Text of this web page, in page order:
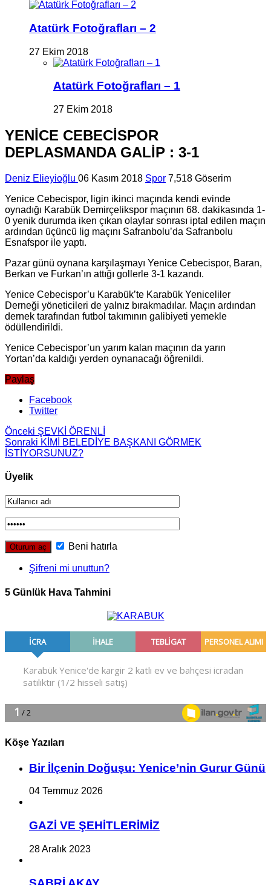
Atatürk Fotoğrafları – 2
27 Ekim 2018
Atatürk Fotoğrafları – 1
27 Ekim 2018
YENİCE CEBECİSPOR
DEPLASMANDA GALİP : 3-1
Deniz Elieyioğlu 06 Kasım 2018 Spor 7,518 Göserim
Yenice Cebecispor, ligin ikinci maçında kendi evinde
oynadığı Karabük Demirçelikspor maçının 68. dakikasında 1-
0 yenik durumda iken çıkan olaylar sonrası iptal edilen maçın
ardından üçüncü lig maçını Safranbolu’da Safranbolu
Esnafspor ile yaptı.
Pazar günü oynana karşılaşmayı Yenice Cebecispor, Baran,
Berkan ve Furkan’ın attığı gollerle 3-1 kazandı.
Yenice Cebecispor’u Karabük’te Karabük Yeniceliler
Derneği yöneticileri de yalnız bırakmadılar. Maçın ardından
dernek tarafından futbol takımının galibiyeti yemekle
ödüllendirildi.
Yenice Cebecispor’un yarım kalan maçının da yarın
Yortan’da kaldığı yerden oynanacağı öğrenildi.
Paylaş
Facebook
Twitter
Önceki ŞEVKİ ÖRENLİ
Sonraki KİMİ BELEDİYE BAŞKANI GÖRMEK
İSTİYORSUNUZ?
Üyelik
Beni hatırla
Şifreni mi unuttun?
5 Günlük Hava Tahmini
Köşe Yazıları
Bir İlçe­nin Do­ğu­şu: Ye­ni­ce’nin Gurur Günü
04 Temmuz 2026
GAZİ VE ŞEHİTLERİMİZ
28 Aralık 2023